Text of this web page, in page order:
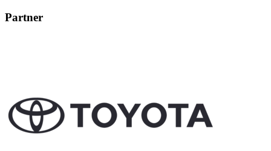
Partner